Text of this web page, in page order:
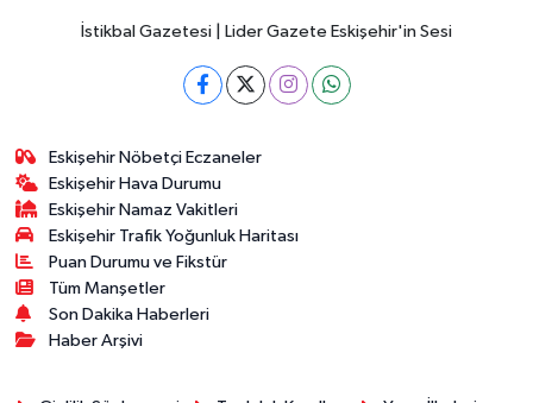
İstikbal Gazetesi | Lider Gazete Eskişehir'in Sesi
Eskişehir Nöbetçi Eczaneler
Eskişehir Hava Durumu
Eskişehir Namaz Vakitleri
Eskişehir Trafik Yoğunluk Haritası
Puan Durumu ve Fikstür
Tüm Manşetler
Son Dakika Haberleri
Haber Arşivi